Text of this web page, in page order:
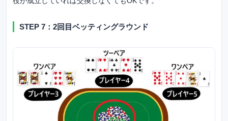
STEP 7：2回目ベッティングラウンド